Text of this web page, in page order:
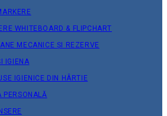
WHITEBOARD & FLIPCHART
MECANICE ȘI REZERVE
IGIENA
IGIENICE DIN HÂRTIE
PERSONALĂ